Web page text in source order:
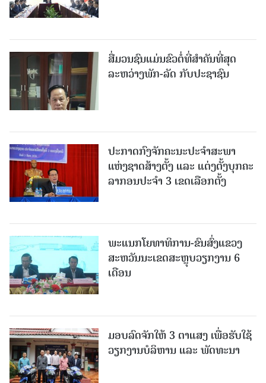
ສື່ມວນຊົນແມ່ນຂົວຕໍ່ທີ່ສໍາຄັນທີ່ສຸດ
ລະຫວ່າງພັກ-ລັດ ກັບປະຊາຊົນ
ປະກາດກົງຈັກຄະນະປະຈໍາສະພາ
ແຫ່ງຊາດສ້າງຕັ້ງ ແລະ ແຕ່ງຕັ້ງບຸກຄະ
ລາກອນປະຈໍາ 3 ເຂດເລືອກຕັ້ງ
ພະແນກໂຍທາທິການ-ຂົນສົ່ງແຂວງ
ສະຫວັນນະເຂດສະຫຼຸບວຽກງານ 6
ເດືອນ
ມອບລົດຈັກໃຫ້ 3 ຕາແສງ ເພື່ອຮັບໃຊ້
ວຽກງານບໍລິຫານ ແລະ ພັດທະນາ